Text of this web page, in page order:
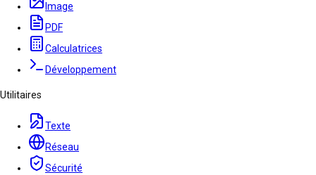
Image
PDF
Calculatrices
Développement
Utilitaires
Texte
Réseau
Sécurité